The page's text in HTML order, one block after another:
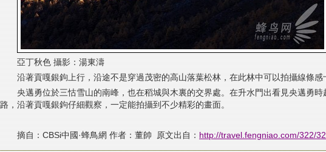
亞丁秋色 攝影：湯東濤
沿著貢嘎銀鉤上行，沿途不是穿過茂密的高山落葉松林，在此林中可以拍攝線條感
央邁勇位於三怙雪山的南峰，也在稻城與木裏的交界處。在升水門出看見央邁勇
路，沿著貢嘎銀鉤仔細觀察，一定能拍攝到不少精彩的畫面。
摘自：CBSi中國·蜂鳥網 作者：董帥 原文出自： http://travel.fengniao.com/322/